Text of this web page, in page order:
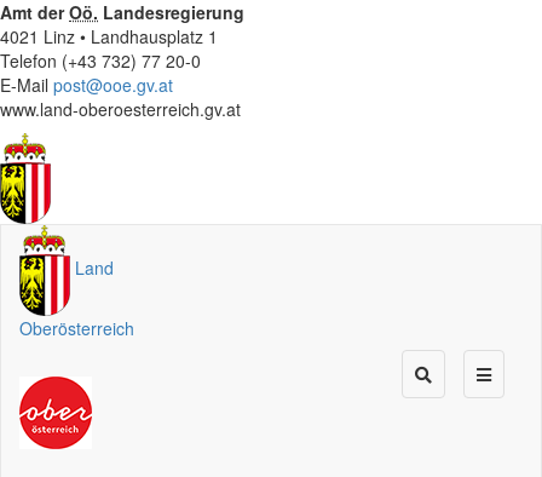
Amt derOö. Landesregierung
4021 Linz • Landhausplatz 1
Telefon (+43 732) 77 20-0
E-Mail post@ooe.gv.at
www.land-oberoesterreich.gv.at
Land
Oberösterreich